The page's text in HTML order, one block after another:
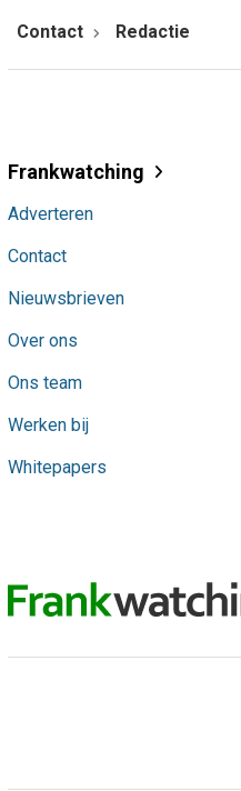
Contact Redactie
Frankwatching
Adverteren
Contact
Nieuwsbrieven
Over ons
Ons team
Werken bij
Whitepapers